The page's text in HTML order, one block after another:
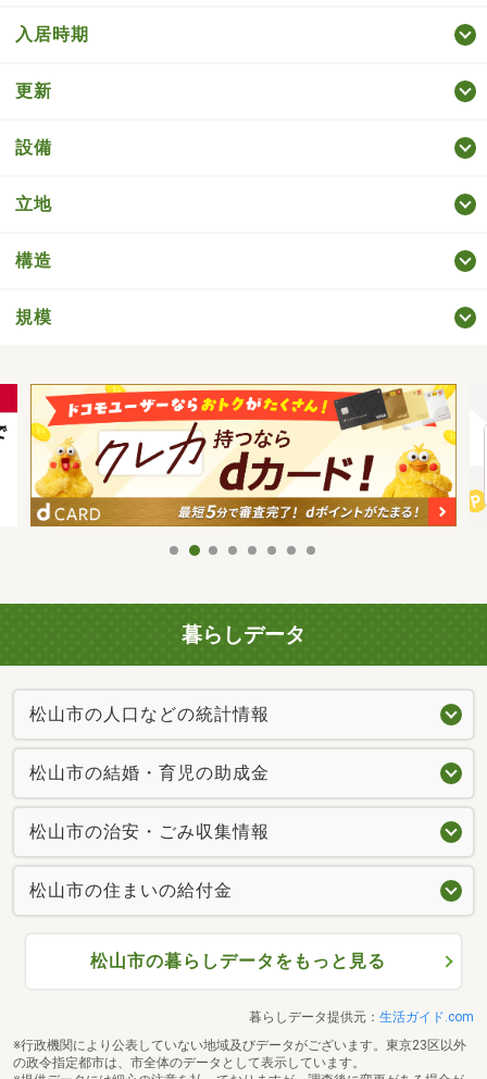
入居時期
更新
設備
立地
構造
規模
暮らしデータ
松山市の人口などの統計情報
松山市の結婚・育児の助成金
松山市の治安・ごみ収集情報
松山市の住まいの給付金
松山市の暮らしデータをもっと見る
暮らしデータ提供元： 生活ガイド.com
※行政機関により公表していない地域及びデータがございます。東京23区以外
の政令指定都市は、市全体のデータとして表示しています。